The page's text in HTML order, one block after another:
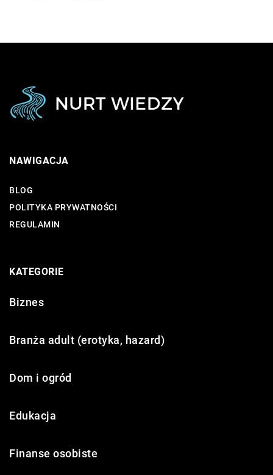
NAWIGACJA
BLOG
POLITYKA PRYWATNOŚCI
REGULAMIN
KATEGORIE
Biznes
Branża adult (erotyka, hazard)
Dom i ogród
Edukacja
Finanse osobiste